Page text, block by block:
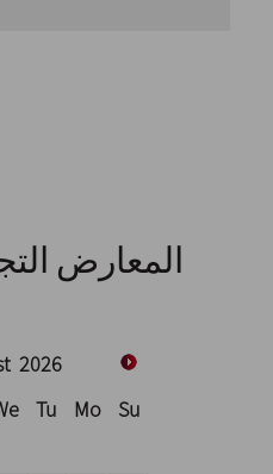
المعارض
2026
Su
Mo
Tu